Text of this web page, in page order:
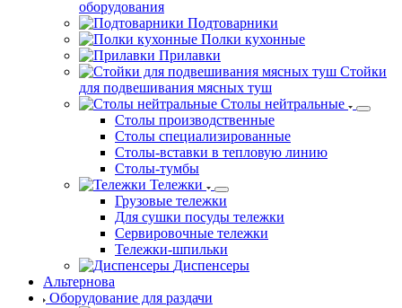
Шкафы кухонные
Колоды разрубочные
Ларь для овощей
Модули
оборудования
Подтоварники
Полки кухонные
Прилавки
для подвешивания мясных туш
Столы нейтральные
Столы производственные
Столы специализированные
Столы-вставки в тепловую линию
Столы-тумбы
Грузовые тележки